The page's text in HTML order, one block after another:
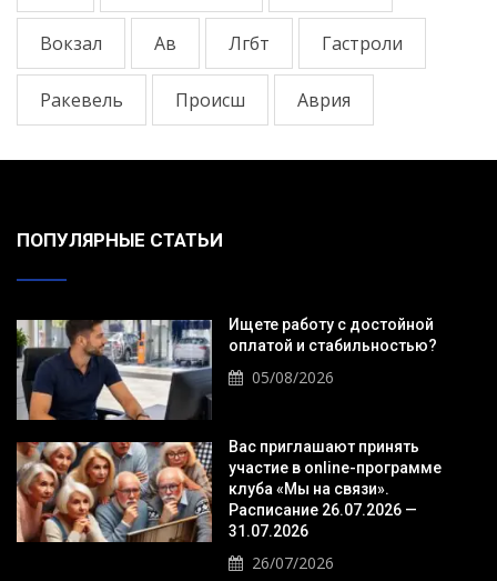
Вокзал Ав Лгбт Гастроли
Ракевель Происш Аврия
ПОПУЛЯРНЫЕ СТАТЬИ
Ищете работу с достойной
оплатой и стабильностью?
05/08/2026
Вас приглашают принять
участие в online-программе
клуба «Мы на связи».
Расписание 26.07.2026 —
31.07.2026
26/07/2026